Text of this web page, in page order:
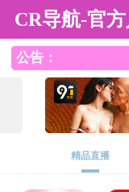
免费性爱直播